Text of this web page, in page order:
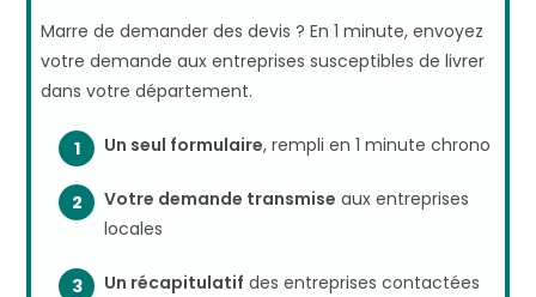
Marre de demander des devis ? En 1 minute, envoyez
votre demande aux entreprises susceptibles de livrer
dans votre département.
Un seul formulaire, rempli en 1 minute chrono
Votre demande transmise aux entreprises
locales
Un récapitulatif des entreprises contactées